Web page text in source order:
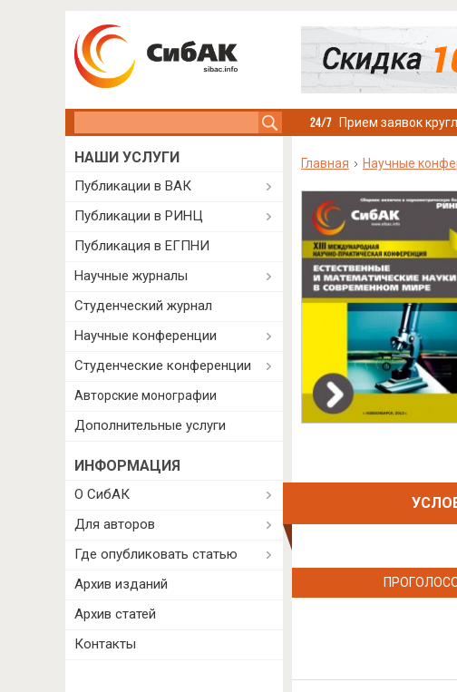
Прием заявок
Главная Научные
НАШИ УСЛУГИ
Публикации в ВАК
Публикации в РИНЦ
Публикация в ЕГПНИ
Научные журналы
Студенческий журнал
Научные конференции
Студенческие конференции
Авторские монографии
Дополнительные услуги
ИНФОРМАЦИЯ
О СибАК
Для авторов
Где опубликовать статью
Архив изданий
Архив статей
Контакты